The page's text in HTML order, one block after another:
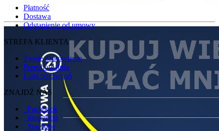
Płatność
Dostawa
Odstąpienie od umowy
STREFA KLIENTA
Twoje zamówienie
Przechowalnia
Lista porównań
ZNAJDŹ NAS
Facebook
Instagram
YouTube